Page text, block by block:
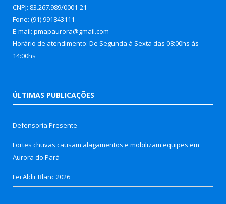
CNPJ: 83.267.989/0001-21
Fone: (91) 991843111
E-mail: pmapaurora@gmail.com
Horário de atendimento: De Segunda à Sexta das 08:00hs às
14:00hs
ÚLTIMAS PUBLICAÇÕES
Defensoria Presente
Fortes chuvas causam alagamentos e mobilizam equipes em
Aurora do Pará
Lei Aldir Blanc 2026